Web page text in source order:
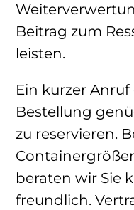
Beitrag zum
leisten.
Ein kurzer
Bestellung
zu reservieren.
beraten wir Sie
freundlich.